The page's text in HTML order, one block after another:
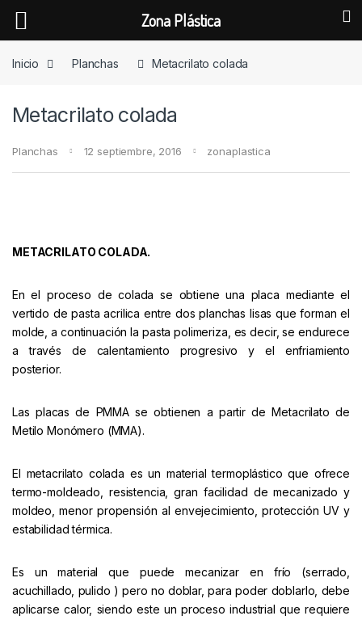
Inicio
Planchas Metacrilato colada
Metacrilato colada
Planchas 12 septiembre, 2016 zonaplastica
METACRILATO COLADA.
En el proceso de colada se obtiene una placa mediante el
vertido de pasta acrilica entre dos planchas lisas que forman el
molde, a continuación la pasta polimeriza, es decir, se endurece
a través de calentamiento progresivo y el enfriamiento
posterior.
Las placas de PMMA se obtienen a partir de Metacrilato de
Metilo Monómero (MMA).
El metacrilato colada es un material termoplástico que ofrece
termo-moldeado, resistencia, gran facilidad de mecanizado y
moldeo, menor propensión al envejecimiento, protección UV y
estabilidad térmica.
Es un material que puede mecanizar en frío (serrado,
acuchillado, pulido ) pero no doblar, para poder doblarlo, debe
aplicarse calor, siendo este un proceso industrial que requiere
Zona Plástica